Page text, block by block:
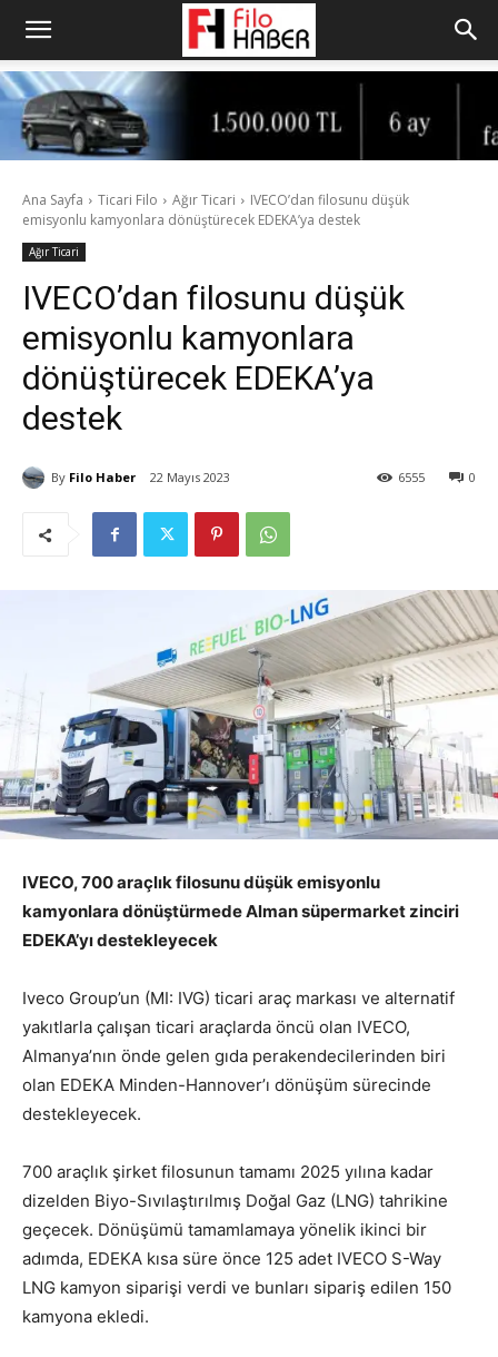
Ana Sayfa Ticari Filo Ağır Ticari
IVECO’dan filosunu düşük
emisyonlu kamyonlara dönüştürecek EDEKA’ya destek
Ağır Ticari
IVECO’dan filosunu düşük
emisyonlu kamyonlara
dönüştürecek EDEKA’ya
destek
By Filo Haber 22 Mayıs 2023 0
6555
IVECO, 700 araçlık filosunu düşük emisyonlu
kamyonlara dönüştürmede Alman süpermarket zinciri
EDEKA’yı destekleyecek
Iveco Group’un (MI: IVG) ticari araç markası ve alternatif
yakıtlarla çalışan ticari araçlarda öncü olan IVECO,
Almanya’nın önde gelen gıda perakendecilerinden biri
olan EDEKA Minden-Hannover’ı dönüşüm sürecinde
destekleyecek.
700 araçlık şirket filosunun tamamı 2025 yılına kadar
dizelden Biyo-Sıvılaştırılmış Doğal Gaz (LNG) tahrikine
geçecek. Dönüşümü tamamlamaya yönelik ikinci bir
adımda, EDEKA kısa süre önce 125 adet IVECO S-Way
LNG kamyon siparişi verdi ve bunları sipariş edilen 150
kamyona ekledi.